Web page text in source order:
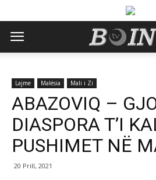
Lajme Malësia Mali i Zi
ABAZOVIQ –
DIASPORA T’I
PUSHIMET NË
20 Prill, 2021